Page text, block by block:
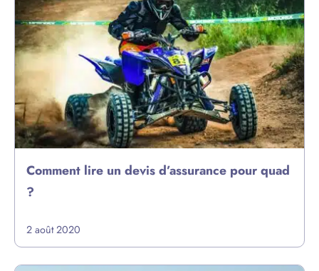
Comment lire un devis d’assurance pour quad
?
2 août 2020